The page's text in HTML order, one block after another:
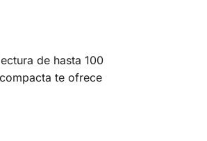
de hasta 100
te ofrece